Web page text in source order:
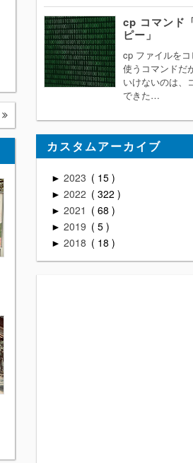
cp コマンド
ピー」
cp ファイルを
使うコマンドだ
いけないのは、
できた…
カスタムアーカイブ
► 2023 15
► 2022 322
► 2021 68
► 2019 5
► 2018 18